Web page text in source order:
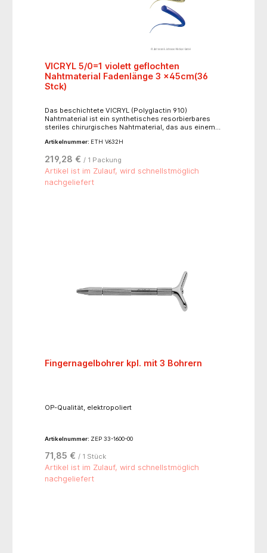
VICRYL 5/0=1 violett geflochten
Nahtmaterial Fadenlänge 3 x45cm(36
Stck)
Das beschichtete VICRYL (Polyglactin 910)
Nahtmaterial ist ein synthetisches resorbierbares
steriles chirurgisches Nahtmaterial, das aus einem
10% L-Lactid hergestellt ist. VICRYL ist ein steriles
und/oder Ligaturen, einschließlich der Verwendung u.
a. in der Ophthalmologie, für periphere Nervennähte
und Mikrochirurgie an Gefäßen von < 2 mm
Durchmesser. Außerdem kann es beispielsweise in
Artikelnummer: ETH V632H
219,28 € / 1 Packung
Artikel ist im Zulauf, wird schnellstmöglich
nachgeliefert
Fingernagelbohrer kpl. mit 3 Bohrern
OP-Qualität, elektropoliert
Artikelnummer: ZEP 33-1600-00
71,85 € / 1 Stück
Artikel ist im Zulauf, wird schnellstmöglich
nachgeliefert